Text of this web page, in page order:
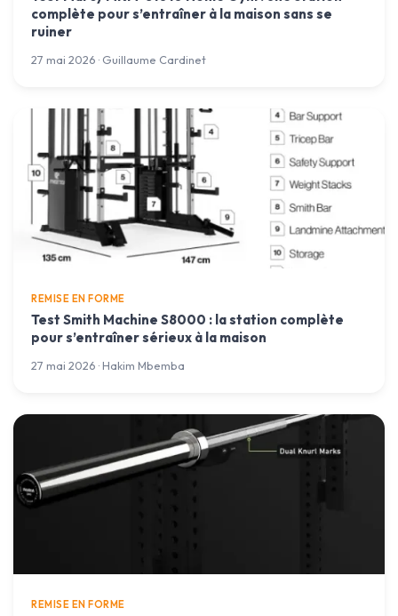
complète pour s’entraîner à la maison sans se
ruiner
27 mai 2026 · Guillaume Cardinet
REMISE EN FORME
Test Smith Machine S8000 : la station complète
pour s’entraîner sérieux à la maison
27 mai 2026 · Hakim Mbemba
REMISE EN FORME